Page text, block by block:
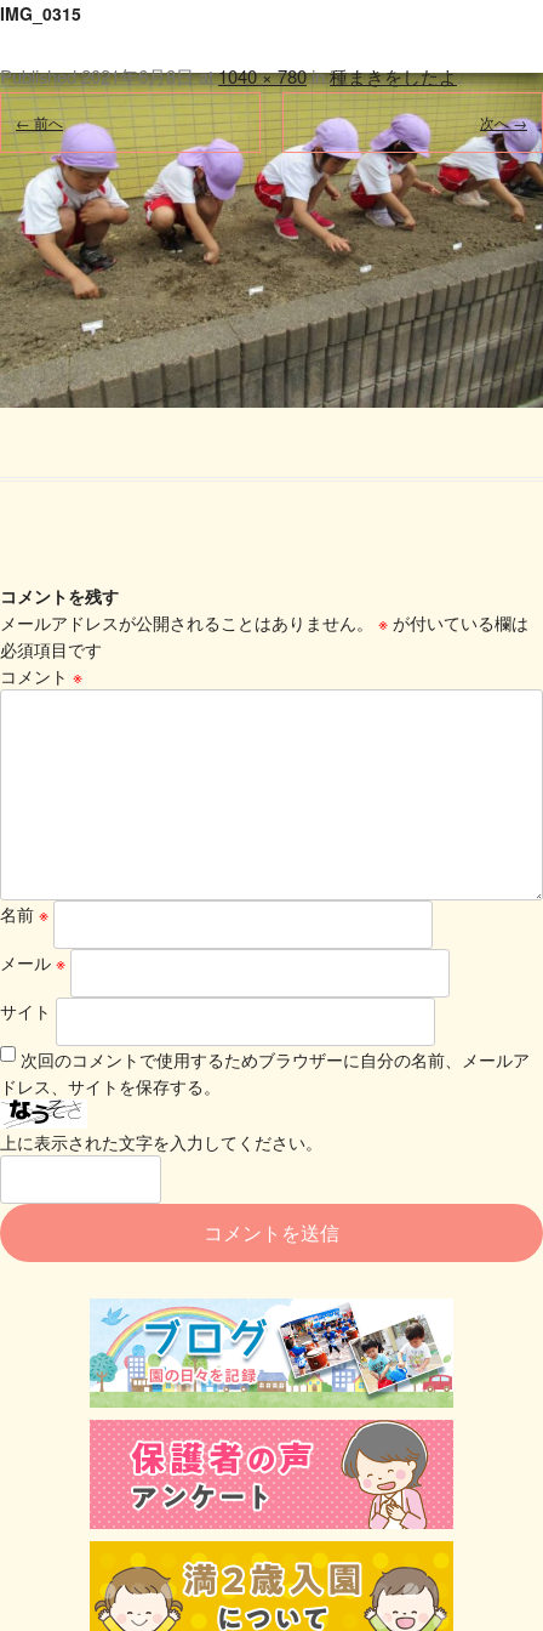
IMG_0315
Published2021年6月8日at1040 × 780in種まきをしたよ.
← 前へ 次へ →
コメントを残す
メールアドレスが公開されることはありません。
※ が付いている欄は
必須項目です
コメント ※
名前 ※
メール ※
サイト
次回のコメントで使用するためブラウザーに自分の名前、メールア
ドレス、サイトを保存する。
上に表示された文字を入力してください。